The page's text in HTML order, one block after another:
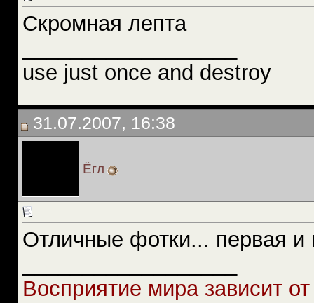
Скромная лепта
use just once and destroy
31.07.2007, 16:38
Ёгл
Отличные фотки... первая и
Восприятие мира зависит